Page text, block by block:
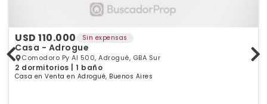
USD 110.000 Sin expensas
Casa - Adrogue
Comodoro Py Al 500, Adrogué, GBA Sur
2 dormitorios | 1 baño
Casa en Venta en Adrogué, Buenos Aires